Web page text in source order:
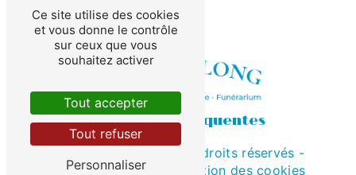
Recherches fréquentes
- 2026 - Tous droits réservés -
Mentions légales
Gestion des cookies
Ce site utilise des cookies
et vous donne le contrôle
sur ceux que vous
souhaitez activer
Tout accepter
Tout refuser
Personnaliser